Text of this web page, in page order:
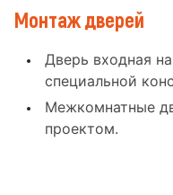
Монтаж дверей
Дверь входная
специальной
Межкомнатные
проектом.